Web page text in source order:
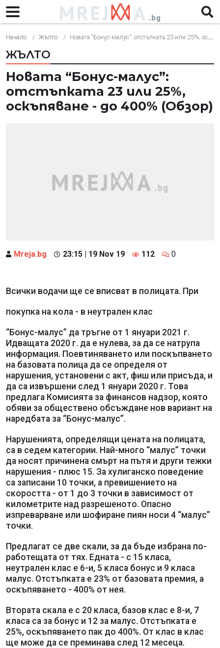
Начало Жълто Новата “Бонус-малус”: отстъпката 23 или 25%, оскъпяване - до 400% (Обзор)
ЖЪЛТО
Новата “Бонус-малус”:
отстъпката 23 или 25%,
оскъпяване - до 400% (Обзор)
Mreja.bg 23:15 | 19 Nov 19 112 0
Всички водачи ще се вписват в полицата. При
покупка на кола - в неутрален клас
“Бонус-малус” да тръгне от 1 януари 2021 г.
Идващата 2020 г. да е нулева, за да се натрупа
информация. Поевтиняването или поскъпването
на базовата полица да се определя от
нарушения, установени с акт, фиш или присъда, и
да са извършени след 1 януари 2020 г. Това
предлага Комисията за финансов надзор, която
обяви за обществено обсъждане нов вариант на
наредбата за “Бонус-малус”.
Нарушенията, определящи цената на полицата,
са в седем категории. Най-много “малус” точки
да носят причинена смърт на пътя и други тежки
нарушения - плюс 15. За хулиганско поведение
са записани 10 точки, а превишението на
скоростта - от 1 до 3 точки в зависимост от
километрите над разрешеното. Опасно
изпреварване или шофиране пиян носи 4 “малус”
точки.
Предлагат се две скали, за да бъде избрана по-
работещата от тях. Едната - с 15 класа,
неутрален клас е 6-и, 5 класа бонус и 9 класа
малус. Отстъпката е 23% от базовата премия, а
оскъпяването - 400% от нея.
Втората скала е с 20 класа, базов клас е 8-и, 7
класа са за бонус и 12 за малус. Отстъпката е
25%, оскъпяването пак до 400%. От клас в клас
ще може да се преминава след 12 месеца.